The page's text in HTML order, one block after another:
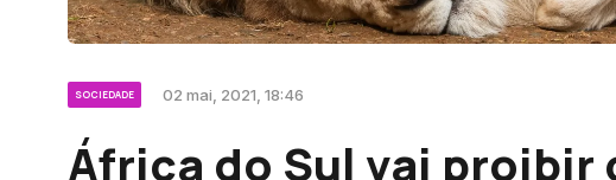
SOCIEDADE 02 mai, 2021, 18:46
África do Sul vai proibir